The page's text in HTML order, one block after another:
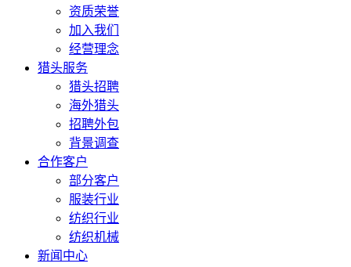
资质荣誉
加入我们
经营理念
猎头服务
猎头招聘
海外猎头
招聘外包
背景调查
合作客户
部分客户
服装行业
纺织行业
纺织机械
新闻中心